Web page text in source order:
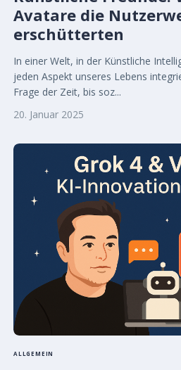
Avatare die
erschütterten
In einer Welt, in der Künstliche
jeden Aspekt unseres Lebens
Frage der Zeit, bis soz...
20. Januar 2025
ALLGEMEIN